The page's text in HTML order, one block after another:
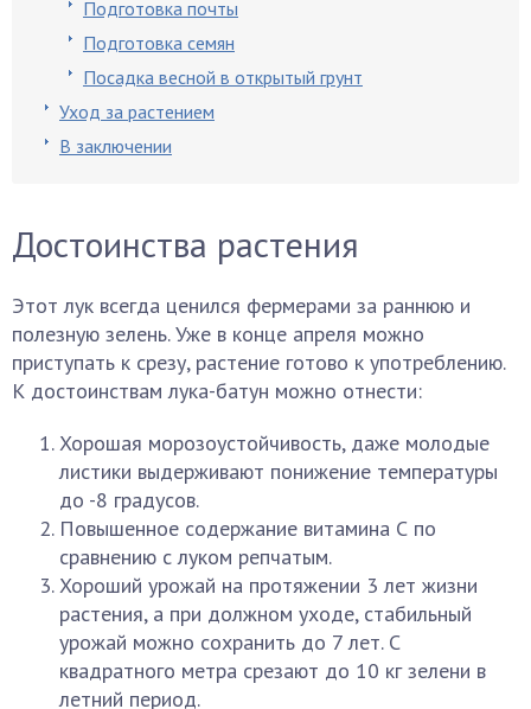
Подготовка почты
Подготовка семян
Посадка весной в открытый грунт
Уход за растением
В заключении
Достоинства растения
Этот лук всегда ценился фермерами за раннюю и
полезную зелень. Уже в конце апреля можно
приступать к срезу, растение готово к употреблению.
К достоинствам лука-батун можно отнести:
Хорошая морозоустойчивость, даже молодые
листики выдерживают понижение температуры
до -8 градусов.
Повышенное содержание витамина С по
сравнению с луком репчатым.
Хороший урожай на протяжении 3 лет жизни
растения, а при должном уходе, стабильный
урожай можно сохранить до 7 лет. С
квадратного метра срезают до 10 кг зелени в
летний период.